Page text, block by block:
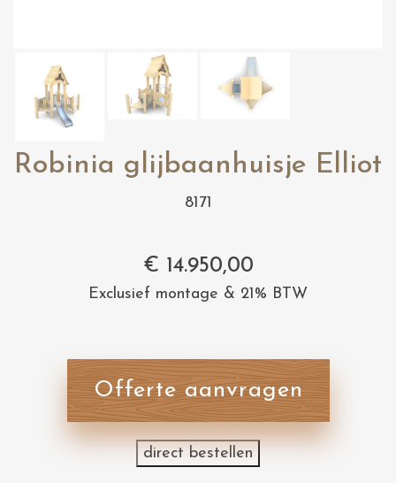
Robinia glijbaanhuisje Elliot
8171
€ 14.950,00
Exclusief montage & 21% BTW
Offerte aanvragen
direct bestellen